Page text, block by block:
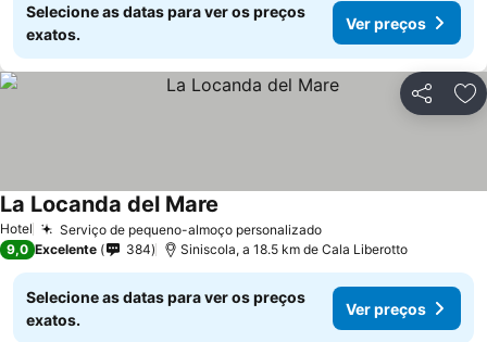
Selecione as datas para ver os preços
exatos.
Ver preços
Partilhar
Hotel Serviço de pequeno-almoço personalizado
La Locanda del Mare
9,0 Excelente 384 Siniscola, a 18.5 km de Cala Liberotto
Selecione as datas para ver os preços
exatos.
Ver preços